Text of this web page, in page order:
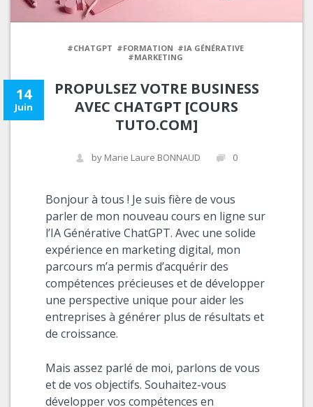
#CHATGPT #FORMATION #IA GÉNÉRATIVE
#MARKETING
PROPULSEZ VOTRE BUSINESS
AVEC CHATGPT [COURS
TUTO.COM]
14
Juin
by Marie Laure BONNAUD 0
Bonjour à tous ! Je suis fière de vous
parler de mon nouveau cours en ligne sur
l’IA Générative ChatGPT. Avec une solide
expérience en marketing digital, mon
parcours m’a permis d’acquérir des
compétences précieuses et de développer
une perspective unique pour aider les
entreprises à générer plus de résultats et
de croissance.
Mais assez parlé de moi, parlons de vous
et de vos objectifs. Souhaitez-vous
développer vos compétences en